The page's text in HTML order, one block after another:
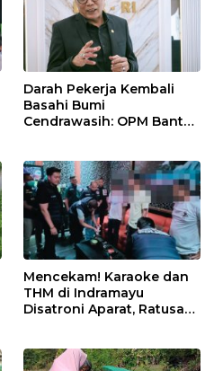
Darah Pekerja Kembali
Basahi Bumi
Cendrawasih: OPM Bantai
Mencekam! Karaoke dan
THM di Indramayu
Disatroni Aparat, Ratusan